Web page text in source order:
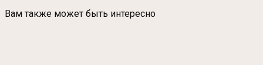
Вам также может быть интересно